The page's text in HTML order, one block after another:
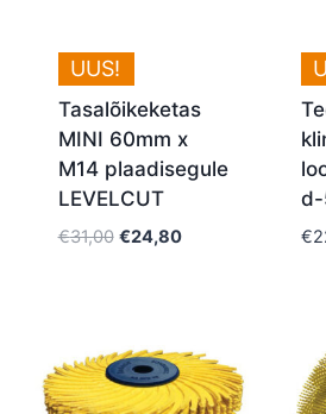
UUS!
Tasalõikeketas
MINI 60mm x
M14 plaadisegule
LEVELCUT
€31,00 Algne
€24,80Current
d-
€